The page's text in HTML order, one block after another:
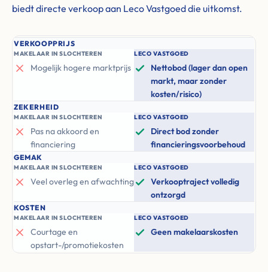
biedt directe verkoop aan Leco Vastgoed die uitkomst.
VERKOOPPRIJS
MAKELAAR IN SLOCHTEREN
Mogelijk hogere marktprijs
LECO VASTGOED
Nettobod (lager dan open
markt, maar zonder
kosten/risico)
ZEKERHEID
MAKELAAR IN SLOCHTEREN
Pas na akkoord en
financiering
LECO VASTGOED
Direct bod zonder
financieringsvoorbehoud
GEMAK
MAKELAAR IN SLOCHTEREN
Veel overleg en afwachting
LECO VASTGOED
Verkooptraject volledig
ontzorgd
KOSTEN
MAKELAAR IN SLOCHTEREN
Courtage en
opstart-/promotiekosten
LECO VASTGOED
Geen makelaarskosten